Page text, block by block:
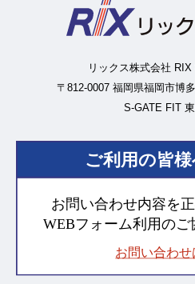
リックス株式会社
〒812-0007 福岡県福岡市博
S-GATE FIT